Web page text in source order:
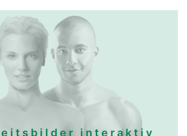
interaktiv